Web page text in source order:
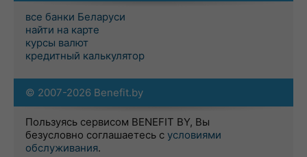
все банки Беларуси
найти на карте
курсы валют
кредитный калькулятор
© 2007-2026 Benefit.by
Пользуясь сервисом BENEFIT BY, Вы
безусловно соглашаетесь с условиями
обслуживания.